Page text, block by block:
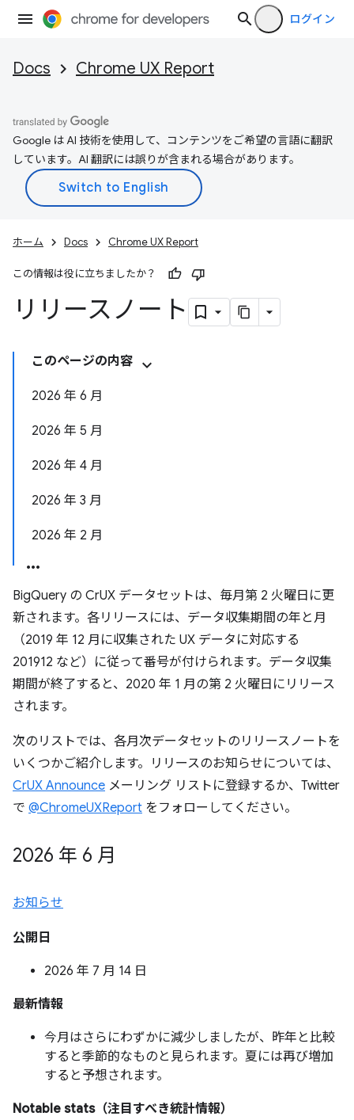
ログイン
Docs Chrome UX Report
Google は AI 技術を使用して、コンテンツをご希望の言語に翻訳
しています。AI 翻訳には誤りが含まれる場合があります。
ホーム Docs Chrome UX Report
この情報は役に立ちましたか？
リリースノート
このページの内容
2026 年 6 月
2026 年 5 月
2026 年 4 月
2026 年 3 月
2026 年 2 月
BigQuery の CrUX データセットは、毎月第 2 火曜日に更
新されます。各リリースには、データ収集期間の年と月
（2019 年 12 月に収集された UX データに対応する
201912 など）に従って番号が付けられます。データ収集
期間が終了すると、2020 年 1 月の第 2 火曜日にリリース
されます。
次のリストでは、各月次データセットのリリースノートを
いくつかご紹介します。リリースのお知らせについては、
CrUX Announce メーリング リストに登録するか、Twitter
で @ChromeUXReport をフォローしてください。
2026 年 6 月
お知らせ
公開日
2026 年 7 月 14 日
最新情報
今月はさらにわずかに減少しましたが、昨年と比較
すると季節的なものと見られます。夏には再び増加
すると予想されます。
Notable stats（注目すべき統計情報）